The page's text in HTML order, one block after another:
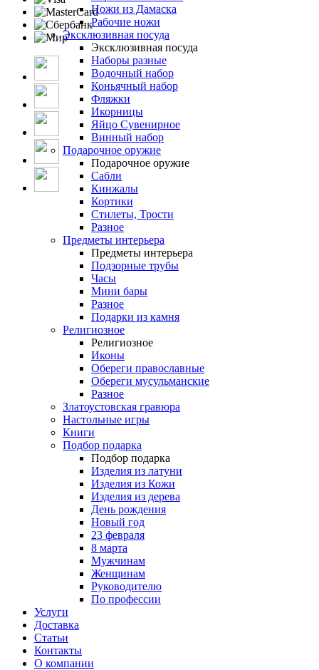
Ножи из Дамаска
Рабочие ножи
Эксклюзивная посуда
Эксклюзивная посуда
Наборы разные
Водочный набор
Коньячный набор
Фляжки
Икорницы
Яйцо Сувенирное
Винный набор
Подарочное оружие
Подарочное оружие
Сабли
Кинжалы
Кортики
Стилеты, Трости
Разное
Предметы интерьера
Предметы интерьера
Подзорные трубы
Часы
Мини бары
Разное
Подарки из камня
Религиозное
Религиозное
Иконы
Обереги православные
Обереги мусульманские
Разное
Златоустовская гравюра
Настольные игры
Книги
Подбор подарка
Подбор подарка
Изделия из латуни
Изделия из Кожи
Изделия из дерева
День рождения
Новый год
23 февраля
8 марта
Мужчинам
Женщинам
Руководителю
По профессии
Услуги
Доставка
Статьи
Контакты
О компании